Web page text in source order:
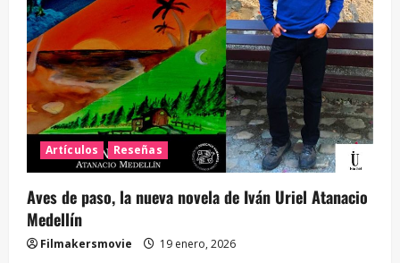
Artículos Reseñas
Aves de paso, la nueva novela de Iván Uriel Atanacio
Medellín
Filmakersmovie 19 enero, 2026